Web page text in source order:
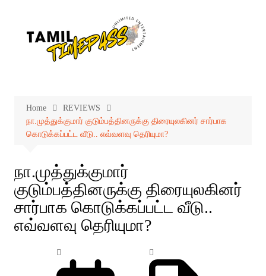
Home
REVIEWS
நா.முத்துக்குமார் குடும்பத்தினருக்கு திரையுலகினர் சார்பாக
கொடுக்கப்பட்ட வீடு.. எவ்வளவு தெரியுமா?
நா.முத்துக்குமார்
குடும்பத்தினருக்கு திரையுலகினர்
சார்பாக கொடுக்கப்பட்ட வீடு..
எவ்வளவு தெரியுமா?